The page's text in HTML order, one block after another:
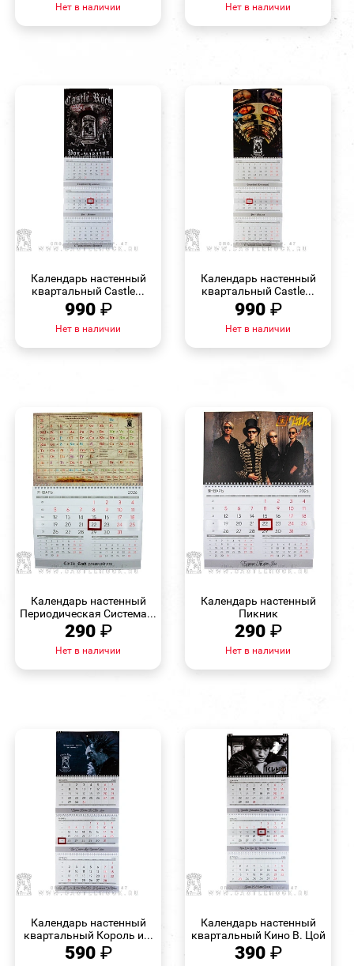
Нет в наличии Нет в наличии
Календарь настенный
квартальный Castle...
990 ₽
Нет в наличии
Календарь настенный
квартальный Castle...
990 ₽
Нет в наличии
Календарь настенный
Периодическая Система...
290 ₽
Нет в наличии
Календарь настенный
Пикник
290 ₽
Нет в наличии
Календарь настенный
квартальный Король и...
590 ₽
Календарь настенный
квартальный Кино В. Цой
390 ₽